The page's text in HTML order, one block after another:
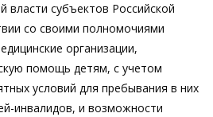
власти субъектов Российской
со своими полномочиями
организации,
помощь детям, с учетом
условий для пребывания в них
инвалидов, и возможности